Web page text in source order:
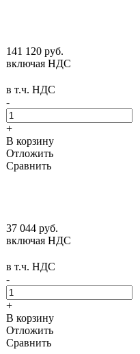
141 120 руб.
включая НДС
в т.ч. НДС
-
+
В корзину
Отложить
Сравнить
37 044 руб.
включая НДС
в т.ч. НДС
-
+
В корзину
Отложить
Сравнить